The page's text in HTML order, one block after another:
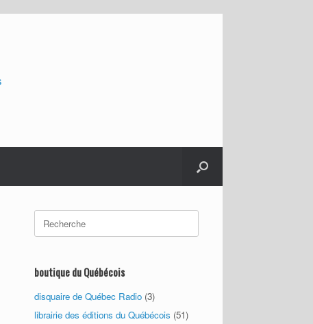
Search
for:
boutique du Québécois
disquaire de Québec Radio (3)
librairie des éditions du Québécois (51)